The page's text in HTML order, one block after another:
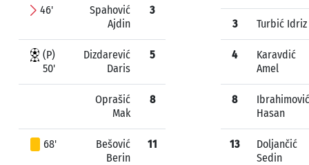
46'
Spahović
Ajdin
3
(P)
50'
Dizdarević
Daris
5
Oprašić
Mak
8
68'
Bešović
Berin
11
3 Turbić Idriz
4
Karavdić
Amel
8
Ibrahimović
Hasan
13
Doljančić
Sedin